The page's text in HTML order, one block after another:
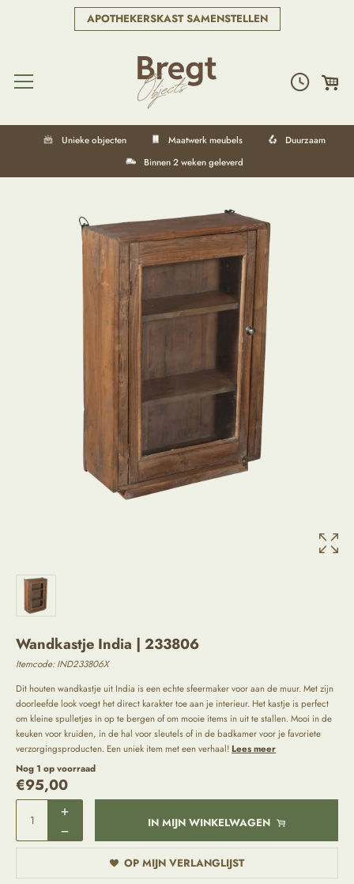
APOTHEKERSKAST SAMENSTELLEN
Unieke objecten Maatwerk meubels
Duurzaam
Binnen 2 weken geleverd
Wandkastje India | 233806
Itemcode:IND233806X
Dit houten wandkastje uit India is een echte sfeermaker voor aan de muur. Met zijn
doorleefde look voegt het direct karakter toe aan je interieur. Het kastje is perfect
om kleine spulletjes in op te bergen of om mooie items in uit te stallen. Mooi in de
keuken voor kruiden, in de hal voor sleutels of in de badkamer voor je favoriete
verzorgingsproducten. Een uniek item met een verhaal!Lees meer
Nog 1 op voorraad
€95,00
IN MIJN WINKELWAGEN
OP MIJN VERLANGLIJST